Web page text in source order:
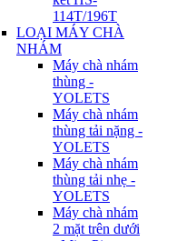
114T/196T
LOẠI MÁY CHÀ
NHÁM
Máy chà nhám
thùng -
YOLETS
Máy chà nhám
thùng tải nặng -
YOLETS
Máy chà nhám
thùng tải nhẹ -
YOLETS
Máy chà nhám
2 mặt trên dưới